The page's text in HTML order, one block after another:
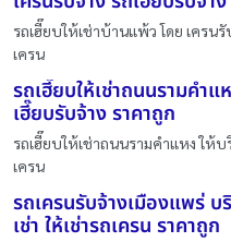
รถเฮี๊ยบให้เช่าบ้านแพ้ว โดย เครน
เครน
รถเฮี๊ยบให้เช่าถนนรามคํา
เฮี๊ยบรับจ้าง ราคาถูก
รถเฮี๊ยบให้เช่าถนนรามคําแหง ให้บ
เครน
รถเครนรับจ้างเมืองแพร่ บ
เช่า ให้เช่ารถเครน ราคาถูก